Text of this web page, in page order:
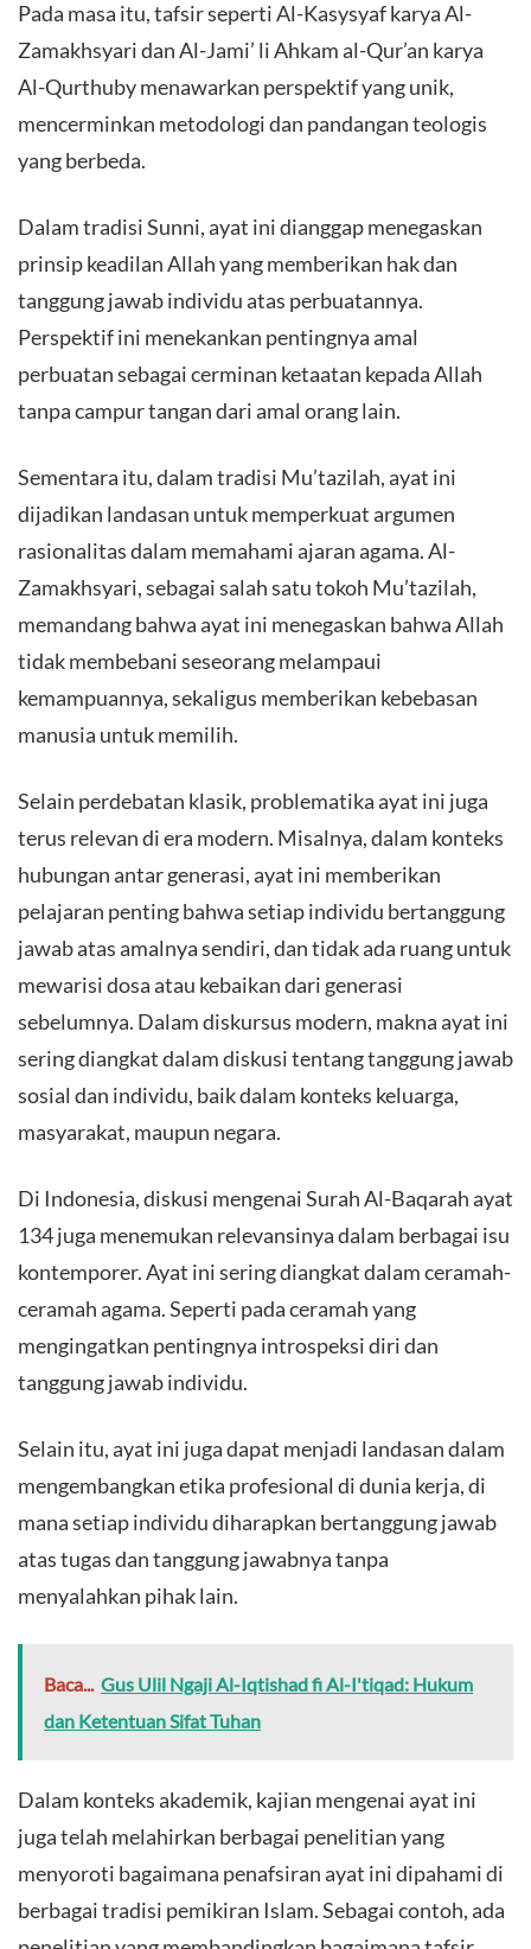
Pada masa itu, tafsir seperti Al-Kasysyaf karya Al-
Zamakhsyari dan Al-Jami’ li Ahkam al-Qur’an karya
Al-Qurthuby menawarkan perspektif yang unik,
mencerminkan metodologi dan pandangan teologis
yang berbeda.
Dalam tradisi Sunni, ayat ini dianggap menegaskan
prinsip keadilan Allah yang memberikan hak dan
tanggung jawab individu atas perbuatannya.
Perspektif ini menekankan pentingnya amal
perbuatan sebagai cerminan ketaatan kepada Allah
tanpa campur tangan dari amal orang lain.
Sementara itu, dalam tradisi Mu’tazilah, ayat ini
dijadikan landasan untuk memperkuat argumen
rasionalitas dalam memahami ajaran agama. Al-
Zamakhsyari, sebagai salah satu tokoh Mu’tazilah,
memandang bahwa ayat ini menegaskan bahwa Allah
tidak membebani seseorang melampaui
kemampuannya, sekaligus memberikan kebebasan
manusia untuk memilih.
Selain perdebatan klasik, problematika ayat ini juga
terus relevan di era modern. Misalnya, dalam konteks
hubungan antar generasi, ayat ini memberikan
pelajaran penting bahwa setiap individu bertanggung
jawab atas amalnya sendiri, dan tidak ada ruang untuk
mewarisi dosa atau kebaikan dari generasi
sebelumnya. Dalam diskursus modern, makna ayat ini
sering diangkat dalam diskusi tentang tanggung jawab
sosial dan individu, baik dalam konteks keluarga,
masyarakat, maupun negara.
Di Indonesia, diskusi mengenai Surah Al-Baqarah ayat
134 juga menemukan relevansinya dalam berbagai isu
kontemporer. Ayat ini sering diangkat dalam ceramah-
ceramah agama. Seperti pada ceramah yang
mengingatkan pentingnya introspeksi diri dan
tanggung jawab individu.
Selain itu, ayat ini juga dapat menjadi landasan dalam
mengembangkan etika profesional di dunia kerja, di
mana setiap individu diharapkan bertanggung jawab
atas tugas dan tanggung jawabnya tanpa
menyalahkan pihak lain.
Baca... Gus Ulil Ngaji Al-Iqtishad fi Al-I'tiqad: Hukum
dan Ketentuan Sifat Tuhan
Dalam konteks akademik, kajian mengenai ayat ini
juga telah melahirkan berbagai penelitian yang
menyoroti bagaimana penafsiran ayat ini dipahami di
berbagai tradisi pemikiran Islam. Sebagai contoh, ada